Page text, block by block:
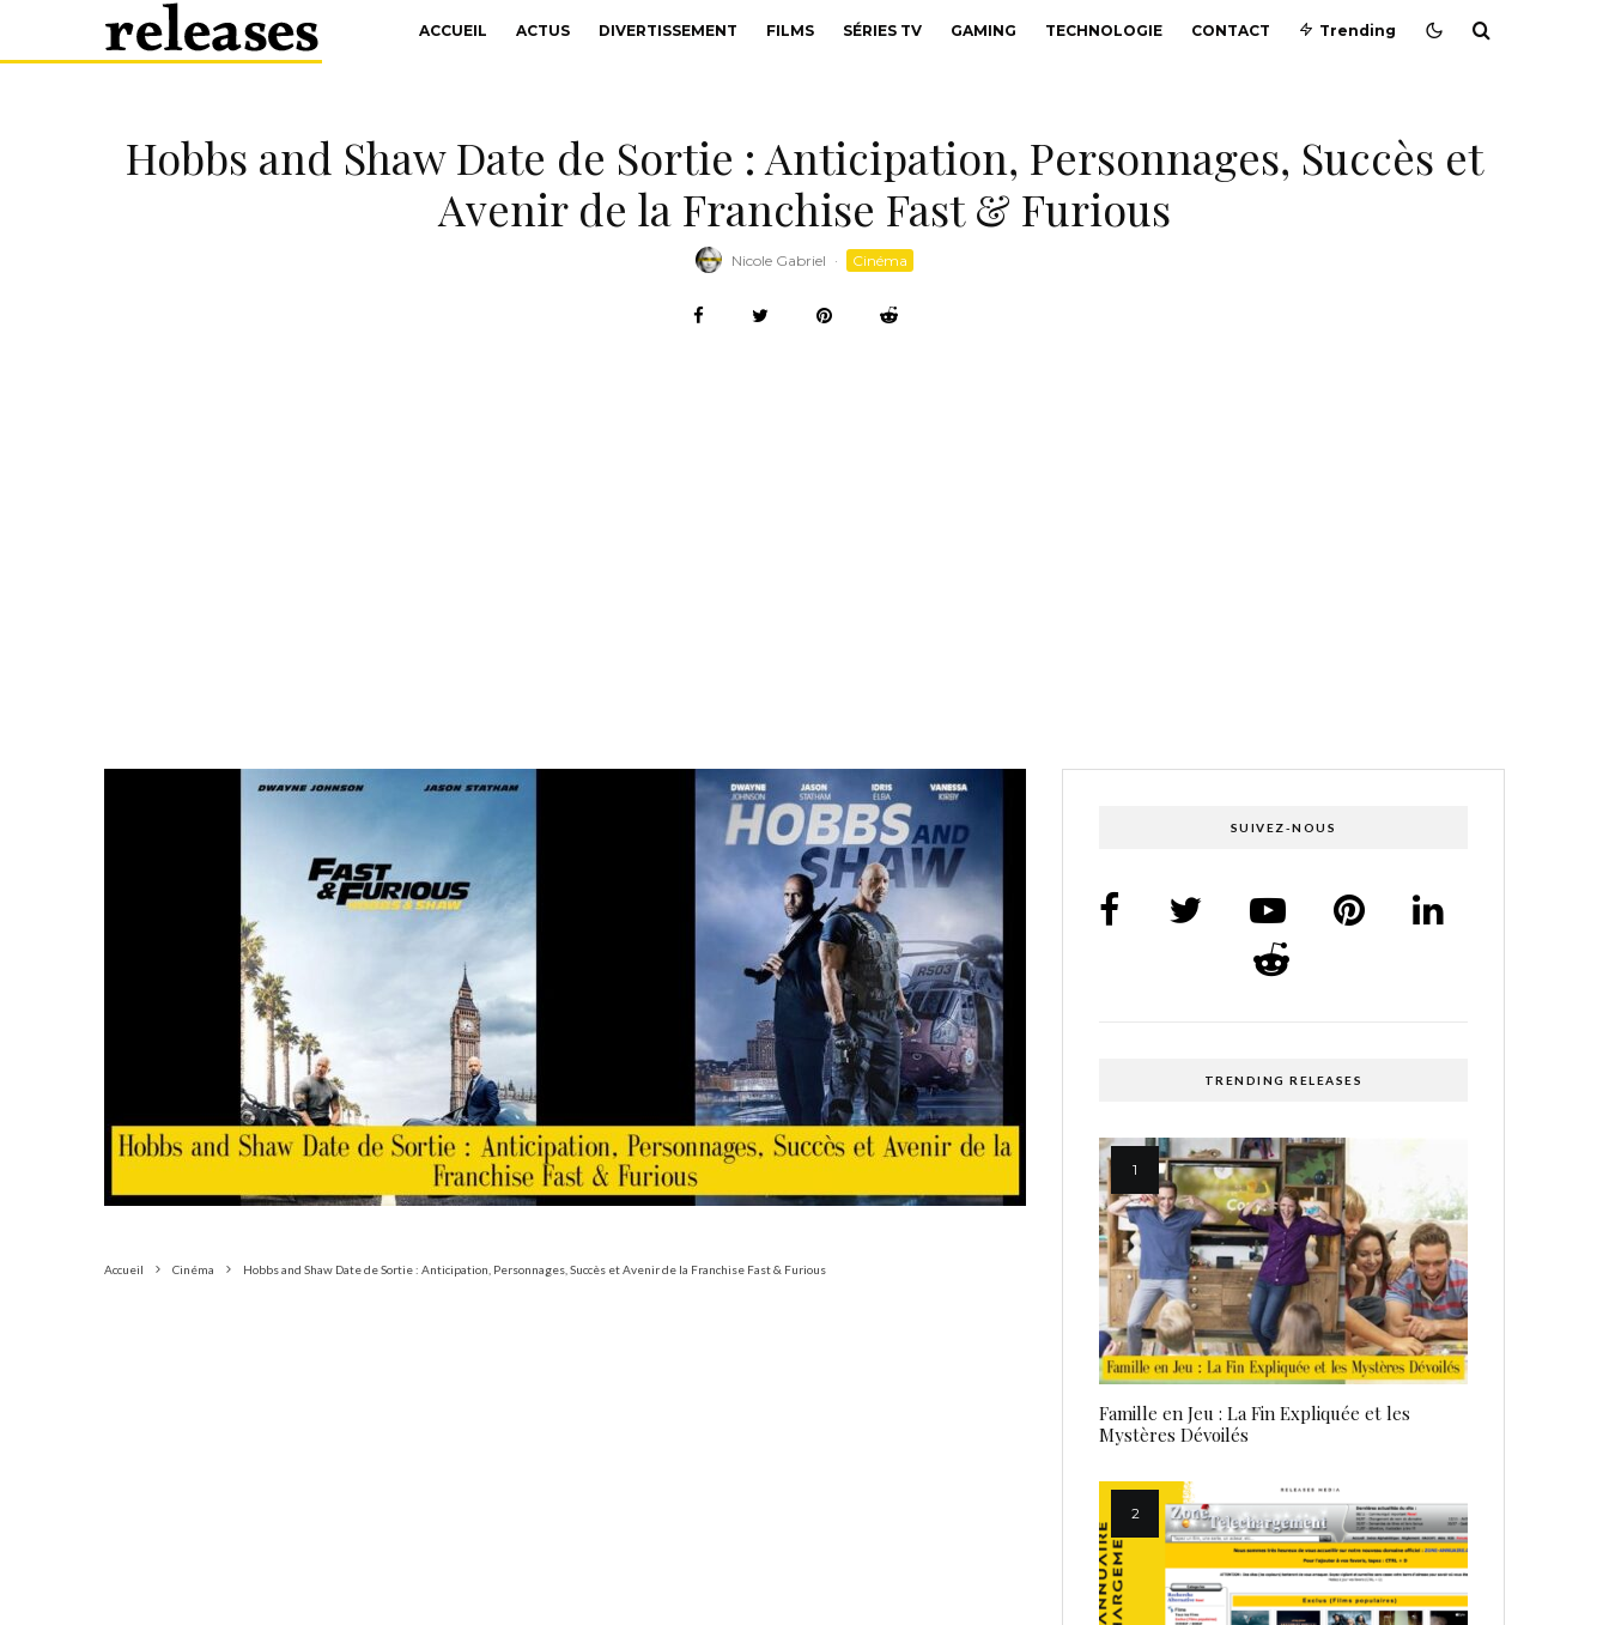
ACCUEIL ACTUS DIVERTISSEMENT FILMS SÉRIES TV GAMING TECHNOLOGIE CONTACT Trending
Hobbs and Shaw Date de Sortie : Anticipation, Personnages, Succès et
Avenir de la Franchise Fast & Furious
Nicole Gabriel · Cinéma
Accueil Cinéma Hobbs and Shaw Date de Sortie : Anticipation, Personnages, Succès et Avenir de la Franchise Fast & Furious
SUIVEZ-NOUS
TRENDING RELEASES
Famille en Jeu : La Fin Expliquée et les
Mystères Dévoilés